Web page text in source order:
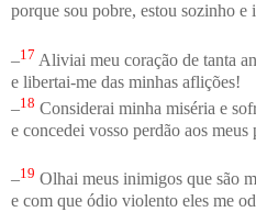
porque sou pobre, estou sozinho e
–17 Aliviai meu coração de tanta
e libertai-me das minhas aflições!
–18 Considerai minha miséria e
e concedei vosso perdão aos meus
–19 Olhai meus inimigos que são
e com que ódio violento eles me